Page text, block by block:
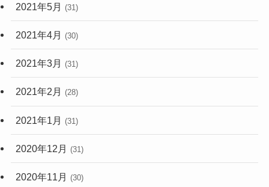
2021年5月 (31)
2021年4月 (30)
2021年3月 (31)
2021年2月 (28)
2021年1月 (31)
2020年12月 (31)
2020年11月 (30)